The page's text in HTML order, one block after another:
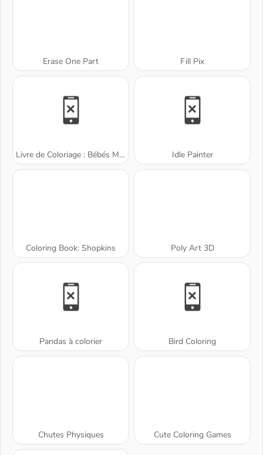
Erase One Part Fill Pix
Livre de Coloriage : Bébés Mignons Idle Painter
Coloring Book: Shopkins Poly Art 3D
Pandas à colorier Bird Coloring
Chutes Physiques Cute Coloring Games